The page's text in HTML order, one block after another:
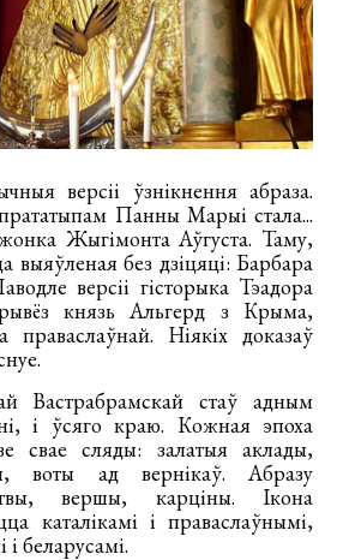
версіі ўзнікнення абраза.
Панны Марыі стала...
Жыгімонта Аўгуста. Таму,
выяўленая без дзіцяці: Барбара
версіі гісторыка Тэадора
князь Альгерд з Крыма,
праваслаўнай. Ніякіх доказаў
Вастрабрамскай стаў адным
і ўсяго краю. Кожная эпоха
свае сляды: залатыя аклады,
воты ад вернікаў. Абразу
вершы, карціны. Ікона
каталікамі і праваслаўнымі,
і беларусамі.